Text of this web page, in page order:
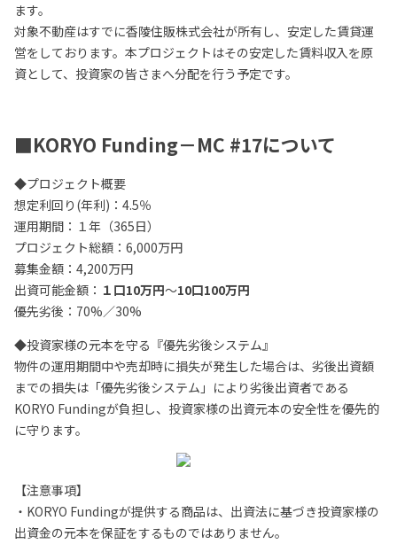
ます。
対象不動産はすでに香陵住販株式会社が所有し、安定した賃貸運
営をしております。本プロジェクトはその安定した賃料収入を原
資として、投資家の皆さまへ分配を行う予定です。
■KORYO Funding－MC #17について
◆プロジェクト概要
想定利回り(年利)：4.5％
運用期間：１年（365日）
プロジェクト総額：6,000万円
募集金額：4,200万円
出資可能金額： １口10万円～10口100万円
優先劣後：70%／30%
◆投資家様の元本を守る『優先劣後システム』
物件の運用期間中や売却時に損失が発生した場合は、劣後出資額
までの損失は「優先劣後システム」により劣後出資者である
KORYO Fundingが負担し、投資家様の出資元本の安全性を優先的
に守ります。
【注意事項】
・KORYO Fundingが提供する商品は、出資法に基づき投資家様の
出資金の元本を保証をするものではありません。